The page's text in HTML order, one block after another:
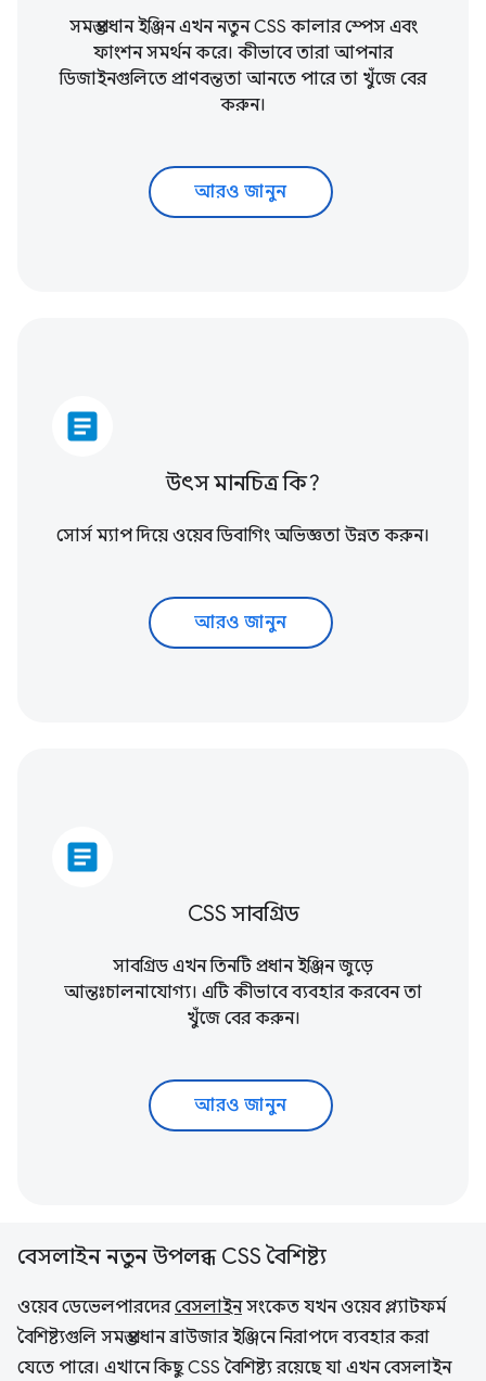
সমস্ত প্রধান ইঞ্জিন এখন নতুন CSS কালার স্পেস এবং
ফাংশন সমর্থন করে। কীভাবে তারা আপনার
ডিজাইনগুলিতে প্রাণবন্ততা আনতে পারে তা খুঁজে বের
করুন।
আরও জানুন
article
উৎস মানচিত্র কি?
সোর্স ম্যাপ দিয়ে ওয়েব ডিবাগিং অভিজ্ঞতা উন্নত করুন।
আরও জানুন
article
CSS সাবগ্রিড
সাবগ্রিড এখন তিনটি প্রধান ইঞ্জিন জুড়ে
আন্তঃচালনাযোগ্য। এটি কীভাবে ব্যবহার করবেন তা
খুঁজে বের করুন।
আরও জানুন
বেসলাইন নতুন উপলব্ধ CSS বৈশিষ্ট্য
ওয়েব ডেভেলপারদেরবেসলাইনসংকেত যখন ওয়েব প্ল্যাটফর্ম
বৈশিষ্ট্যগুলি সমস্ত প্রধান ব্রাউজার ইঞ্জিনে নিরাপদে ব্যবহার করা
যেতে পারে। এখানে কিছু CSS বৈশিষ্ট্য রয়েছে যা এখন বেসলাইন